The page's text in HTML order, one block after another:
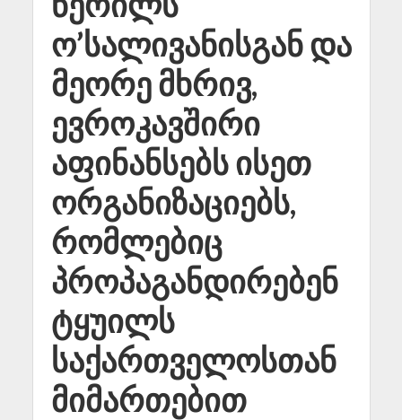
ო’სალივანისგან და
მეორე მხრივ,
ევროკავშირი
აფინანსებს ისეთ
ორგანიზაციებს,
რომლებიც
პროპაგანდირებენ
ტყუილს
საქართველოსთან
მიმართებით